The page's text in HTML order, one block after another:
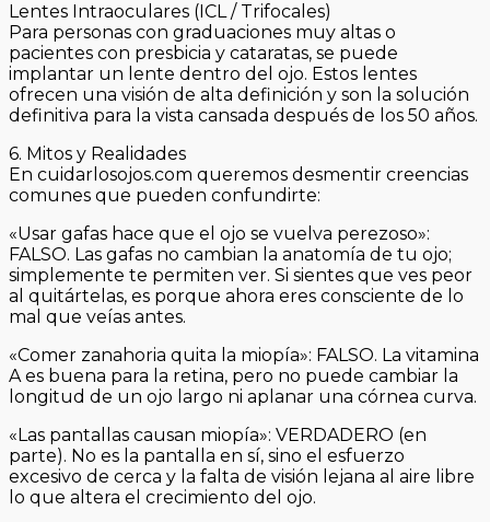
Lentes Intraoculares (ICL / Trifocales)
Para personas con graduaciones muy altas o
pacientes con presbicia y cataratas, se puede
implantar un lente dentro del ojo. Estos lentes
ofrecen una visión de alta definición y son la solución
definitiva para la vista cansada después de los 50 años.
6. Mitos y Realidades
En cuidarlosojos.com queremos desmentir creencias
comunes que pueden confundirte:
«Usar gafas hace que el ojo se vuelva perezoso»:
FALSO. Las gafas no cambian la anatomía de tu ojo;
simplemente te permiten ver. Si sientes que ves peor
al quitártelas, es porque ahora eres consciente de lo
mal que veías antes.
«Comer zanahoria quita la miopía»: FALSO. La vitamina
A es buena para la retina, pero no puede cambiar la
longitud de un ojo largo ni aplanar una córnea curva.
«Las pantallas causan miopía»: VERDADERO (en
parte). No es la pantalla en sí, sino el esfuerzo
excesivo de cerca y la falta de visión lejana al aire libre
lo que altera el crecimiento del ojo.